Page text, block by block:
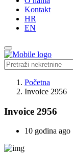
Kontakt
HR
EN
Početna
Invoice 2956
Invoice 2956
10 godina ago